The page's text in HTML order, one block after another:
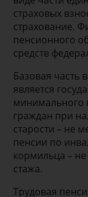
страховых
страхование.
пенсионного
средств
Базовая часть
является
минимального
граждан при
старости – не
пенсии по
кормильца –
стажа.
Трудовая